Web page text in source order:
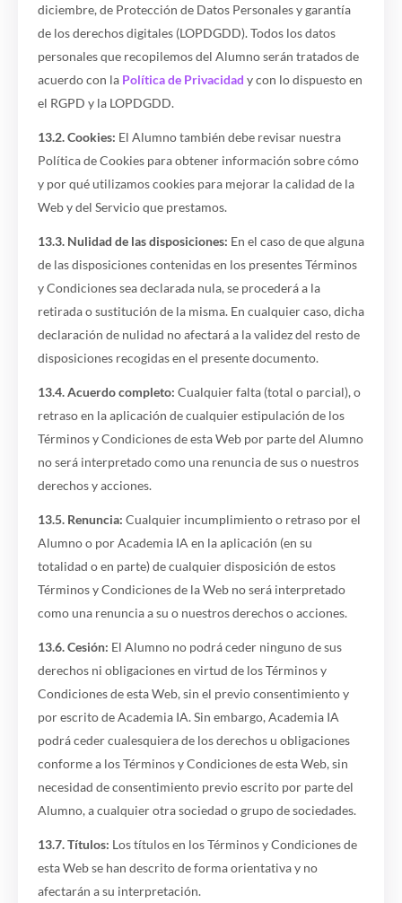
diciembre, de Protección de Datos Personales y garantía
de los derechos digitales (LOPDGDD). Todos los datos
personales que recopilemos del Alumno serán tratados de
acuerdo con la Política de Privacidad y con lo dispuesto en
el RGPD y la LOPDGDD.
13.2. Cookies: El Alumno también debe revisar nuestra
Política de Cookies para obtener información sobre cómo
y por qué utilizamos cookies para mejorar la calidad de la
Web y del Servicio que prestamos.
13.3. Nulidad de las disposiciones: En el caso de que alguna
de las disposiciones contenidas en los presentes Términos
y Condiciones sea declarada nula, se procederá a la
retirada o sustitución de la misma. En cualquier caso, dicha
declaración de nulidad no afectará a la validez del resto de
disposiciones recogidas en el presente documento.
13.4. Acuerdo completo: Cualquier falta (total o parcial), o
retraso en la aplicación de cualquier estipulación de los
Términos y Condiciones de esta Web por parte del Alumno
no será interpretado como una renuncia de sus o nuestros
derechos y acciones.
13.5. Renuncia: Cualquier incumplimiento o retraso por el
Alumno o por Academia IA en la aplicación (en su
totalidad o en parte) de cualquier disposición de estos
Términos y Condiciones de la Web no será interpretado
como una renuncia a su o nuestros derechos o acciones.
13.6. Cesión: El Alumno no podrá ceder ninguno de sus
derechos ni obligaciones en virtud de los Términos y
Condiciones de esta Web, sin el previo consentimiento y
por escrito de Academia IA. Sin embargo, Academia IA
podrá ceder cualesquiera de los derechos u obligaciones
conforme a los Términos y Condiciones de esta Web, sin
necesidad de consentimiento previo escrito por parte del
Alumno, a cualquier otra sociedad o grupo de sociedades.
13.7. Títulos: Los títulos en los Términos y Condiciones de
esta Web se han descrito de forma orientativa y no
afectarán a su interpretación.